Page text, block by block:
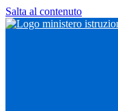
Salta al contenuto